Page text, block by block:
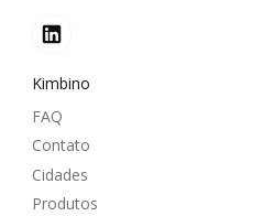
Kimbino
FAQ
Contato
Cidades
Produtos